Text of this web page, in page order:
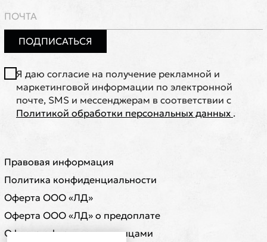
ПОДПИСАТЬСЯ
Я даю согласие на получение рекламной и
маркетинговой информации по электронной
почте, SMS и мессенджерам в соответствии с
Политикой обработки персональных данных .
Правовая информация
Политика конфиденциальности
Оферта ООО «ЛД»
Оферта ООО «ЛД» о предоплате
Оферта с физическими лицами